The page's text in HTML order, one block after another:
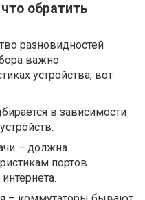
обратить
разновидностей
важно
устройства, вот
в зависимости
– должна
портов